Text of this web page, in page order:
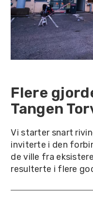
Flere
Tangen
Vi starter snart
inviterte i den
de ville fra
resulterte i flere